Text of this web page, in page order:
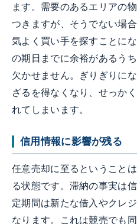
ます。需要のあるエリアの
つきますが、そうでない場
気よく買い手を探すことに
の期日までに余裕があるう
欠かせません。ぎりぎりに
ざるを得なくなり、せっか
れてしまいます。
信用情報に影響が残る
任意売却に至るということ
る状態です。滞納の事実は
定期間は新たな借入やクレ
なります。これは競売でも